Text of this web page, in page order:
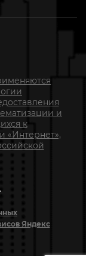
и
к
«Интернет»,
Яндекс